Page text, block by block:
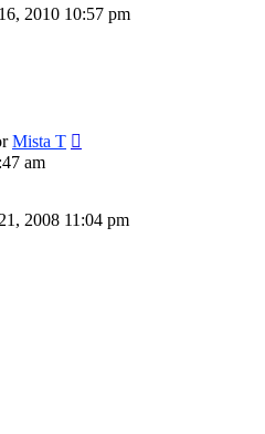
2010 10:57 pm
Mista T
am
2008 11:04 pm